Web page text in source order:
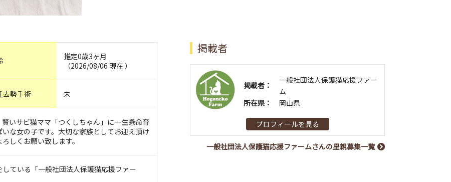
推定0歳3ヶ月
（2026/08/06 現在 ）
去勢手術 未
いサビ猫ママ「つくしちゃん」に一生懸命育
な女の子です。大切な家族としてお迎え頂け
しくお願い致します。
ている「一般社団法人保護猫応援ファー
掲載者
掲載者：
一般社団法人保護猫応援ファー
ム
所在県：
岡山県
プロフィールを見る
一般社団法人保護猫応援ファームさんの里親募集一覧